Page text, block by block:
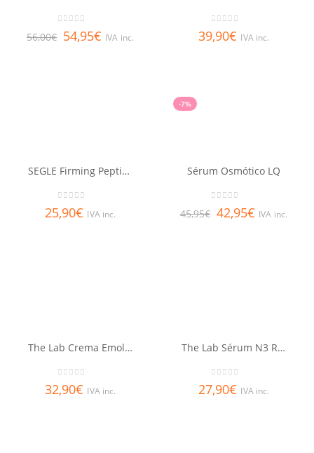
out of 5
56,00€ 54,95€ IVA inc.
0 out of 5
39,90€ IVA inc.
SEGLE Firming Peptides Pro
0 out of 5
25,90€ IVA inc.
-7%
Sérum Osmótico LQ
out of 5
45,95€ 42,95€ IVA inc.
The Lab Crema Emoliencia Ligera 50 ml
32,90€ IVA inc.
The Lab Sérum N3 Renovador Antienvejecimiento 30 ml
27,90€ IVA inc.